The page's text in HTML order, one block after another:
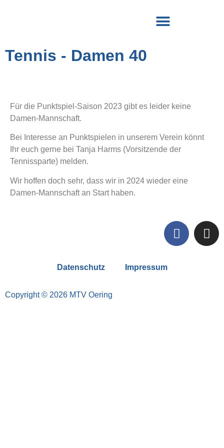
Tennis - Damen 40
Für die Punktspiel-Saison 2023 gibt es leider keine
Damen-Mannschaft.
Bei Interesse an Punktspielen in unserem Verein könnt
Ihr euch gerne bei Tanja Harms (Vorsitzende der
Tennissparte) melden.
Wir hoffen doch sehr, dass wir in 2024 wieder eine
Damen-Mannschaft an Start haben.
Copyright © 2026 MTV Oering
Datenschutz Impressum